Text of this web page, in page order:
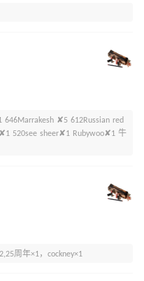
✘5 612Russian red
520see sheer✘1 Rubywoo✘1 牛
周年×1，cockney×1